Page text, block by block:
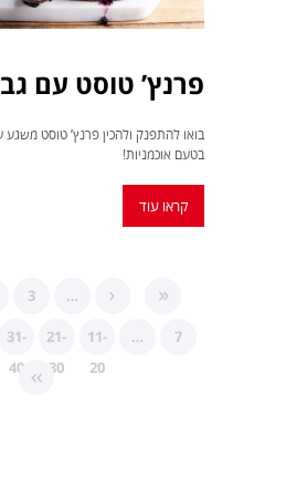
פרנץ’ טוסט עם
בואו להתפנק ולהכין פרנץ’ טוסט משגע
בטעם אוכמניות!
קראו עוד
…
3
7
…
11-
20
21-
30
31-
40